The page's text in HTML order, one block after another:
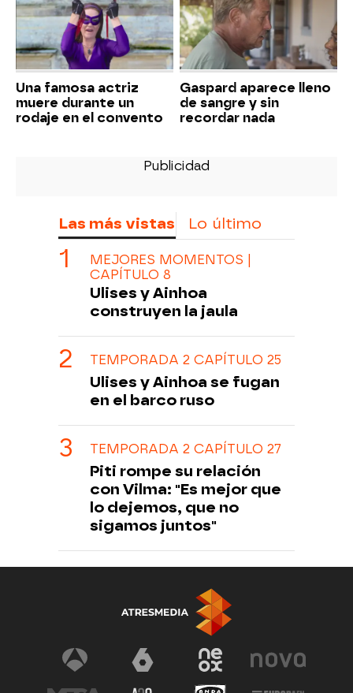
Una famosa actriz
muere durante un
rodaje en el convento
Gaspard aparece lleno
de sangre y sin
recordar nada
Las más vistas Lo último
MEJORES MOMENTOS |
CAPÍTULO 8
Ulises y Ainhoa
construyen la jaula
TEMPORADA 2 CAPÍTULO 25
Ulises y Ainhoa se fugan
en el barco ruso
TEMPORADA 2 CAPÍTULO 27
Piti rompe su relación
con Vilma: "Es mejor que
lo dejemos, que no
sigamos juntos"